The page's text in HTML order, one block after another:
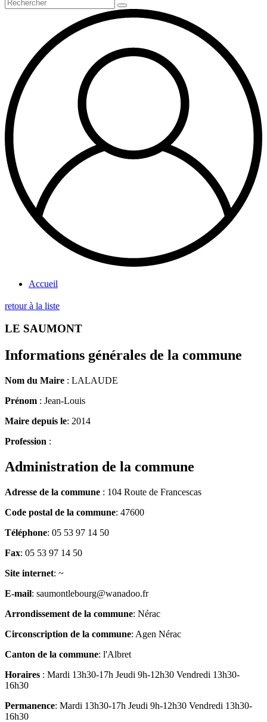
Accueil
retour à la liste
LE SAUMONT
Informations générales de la commune
Nom du Maire : LALAUDE
Prénom : Jean-Louis
Maire depuis le: 2014
Profession :
Administration de la commune
Adresse de la commune : 104 Route de Francescas
Code postal de la commune: 47600
Téléphone: 05 53 97 14 50
Fax: 05 53 97 14 50
Site internet: ~
E-mail: saumontlebourg@wanadoo.fr
Arrondissement de la commune: Nérac
Circonscription de la commune: Agen Nérac
Canton de la commune: l'Albret
Horaires : Mardi 13h30-17h Jeudi 9h-12h30 Vendredi 13h30-
16h30
Permanence: Mardi 13h30-17h Jeudi 9h-12h30 Vendredi 13h30-
16h30